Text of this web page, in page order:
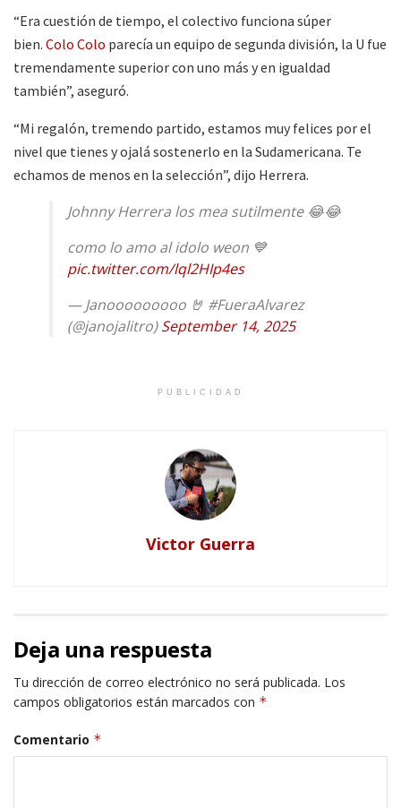
“Era cuestión de tiempo, el colectivo funciona súper
bien. Colo Colo parecía un equipo de segunda división, la U fue
tremendamente superior con uno más y en igualdad
también”, aseguró.
“Mi regalón, tremendo partido, estamos muy felices por el
nivel que tienes y ojalá sostenerlo en la Sudamericana. Te
echamos de menos en la selección”, dijo Herrera.
Johnny Herrera los mea sutilmente 😂😂
como lo amo al idolo weon 💙
pic.twitter.com/lql2HIp4es
— Janooooooooo 🤘 #FueraAlvarez
(@janojalitro)September 14, 2025
PUBLICIDAD
Victor Guerra
Deja una respuesta
Tu dirección de correo electrónico no será publicada. Los
campos obligatorios están marcados con *
Comentario *